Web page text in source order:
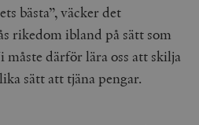
bästa”, väcker det
rikedom ibland på sätt som
därför lära oss att skilja
sätt att tjäna pengar.